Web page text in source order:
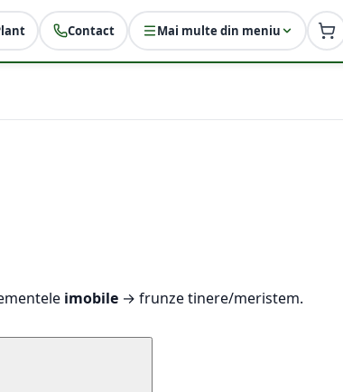
Contact Mai multe din meniu
imobile → frunze tinere/meristem.